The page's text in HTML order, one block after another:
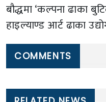
बौद्धमा ‘कल्पना ढाका
हाइल्याण्ड आर्ट ढाका
COMMENTS